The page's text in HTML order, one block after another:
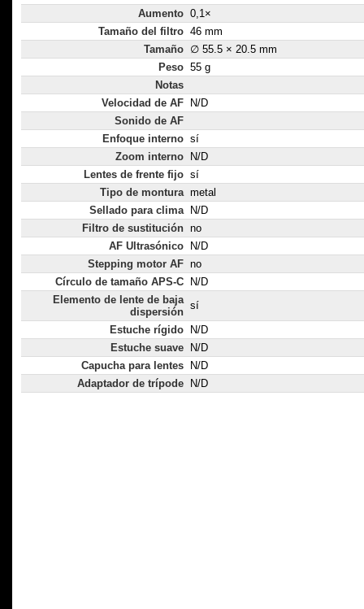
Aumento 0,1×
Tamaño del filtro 46 mm
Tamaño ∅ 55.5 × 20.5 mm
Peso 55 g
Notas
Velocidad de AF
N/D
Sonido de AF
Enfoque interno sí
Zoom interno
N/D
Lentes de frente fijo sí
Tipo de montura metal
Sellado para clima
N/D
Filtro de sustitución no
AF Ultrasónico
N/D
Stepping motor AF no
Círculo de tamaño APS-C
N/D
Elemento de lente de baja
dispersión
sí
Estuche rígido
N/D
Estuche suave
N/D
Capucha para lentes
N/D
Adaptador de trípode
N/D